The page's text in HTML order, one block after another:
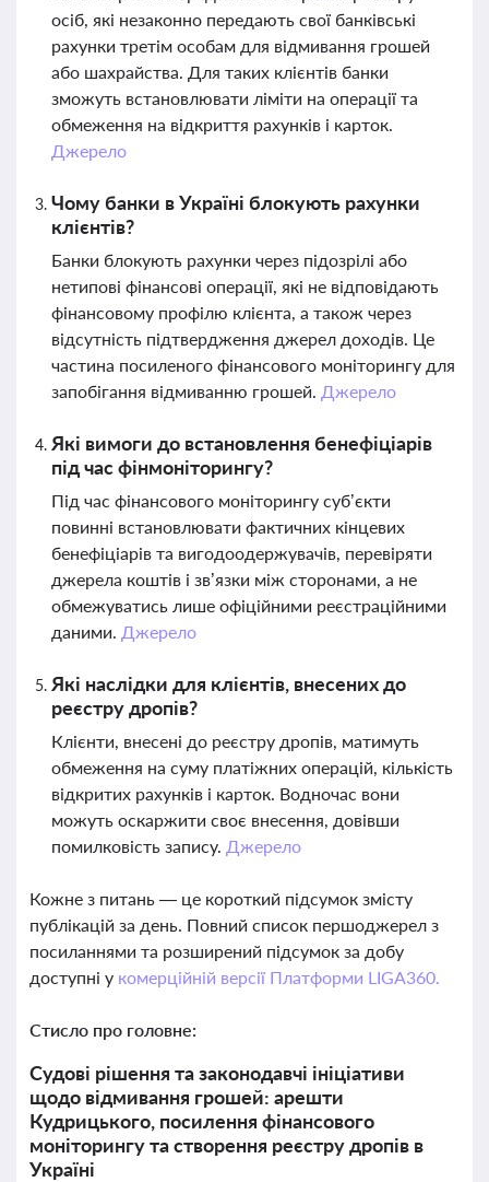
осіб, які незаконно передають свої банківські
рахунки третім особам для відмивання грошей
або шахрайства. Для таких клієнтів банки
зможуть встановлювати ліміти на операції та
обмеження на відкриття рахунків і карток.
Джерело
Чому банки в Україні блокують рахунки
клієнтів?
Банки блокують рахунки через підозрілі або
нетипові фінансові операції, які не відповідають
фінансовому профілю клієнта, а також через
відсутність підтвердження джерел доходів. Це
частина посиленого фінансового моніторингу для
запобігання відмиванню грошей. Джерело
Які вимоги до встановлення бенефіціарів
під час фінмоніторингу?
Під час фінансового моніторингу суб’єкти
повинні встановлювати фактичних кінцевих
бенефіціарів та вигодоодержувачів, перевіряти
джерела коштів і зв’язки між сторонами, а не
обмежуватись лише офіційними реєстраційними
даними. Джерело
Які наслідки для клієнтів, внесених до
реєстру дропів?
Клієнти, внесені до реєстру дропів, матимуть
обмеження на суму платіжних операцій, кількість
відкритих рахунків і карток. Водночас вони
можуть оскаржити своє внесення, довівши
помилковість запису. Джерело
Кожне з питань — це короткий підсумок змісту
публікацій за день. Повний список першоджерел з
посиланнями та розширений підсумок за добу
доступні у комерційній версії Платформи LIGA360.
Стисло про головне:
Судові рішення та законодавчі ініціативи
щодо відмивання грошей: арешти
Кудрицького, посилення фінансового
моніторингу та створення реєстру дропів в
Україні